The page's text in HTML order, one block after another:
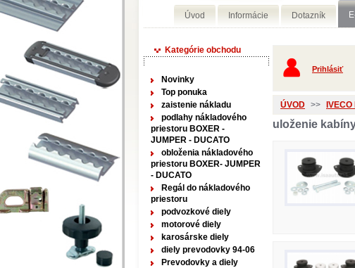
Kategórie obchodu
Novinky
Top ponuka
zaistenie nákladu
podlahy nákladového
priestoru BOXER -
JUMPER - DUCATO
obloženia nákladového
priestoru BOXER- JUMPER
- DUCATO
Regál do nákladového
priestoru
podvozkové diely
motorové diely
karosárske diely
diely prevodovky 94-06
Prevodovky a diely
Prihlásiť
ÚVOD >>
uloženie
Úvod Informácie Dotazník